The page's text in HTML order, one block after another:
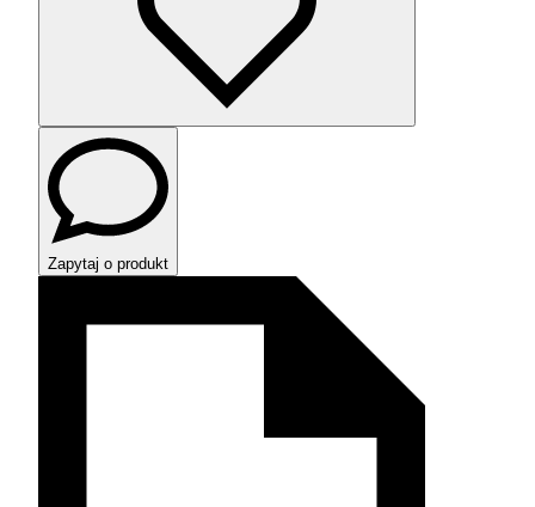
Zapytaj o produkt